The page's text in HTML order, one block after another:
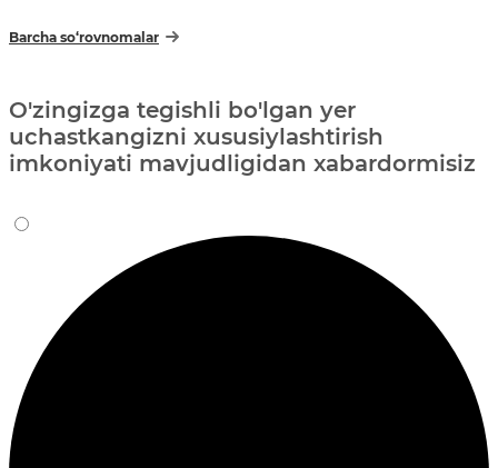
Barcha so‘rovnomalar
O'zingizga tegishli bo'lgan yer
uchastkangizni xususiylashtirish
imkoniyati mavjudligidan xabardormisiz